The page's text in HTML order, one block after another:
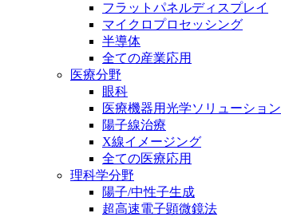
フラットパネルディスプレイ
マイクロプロセッシング
半導体
全ての産業応用
医療分野
眼科
医療機器用光学ソリューション
陽子線治療
X線イメージング
全ての医療応用
理科学分野
陽子/中性子生成
超高速電子顕微鏡法